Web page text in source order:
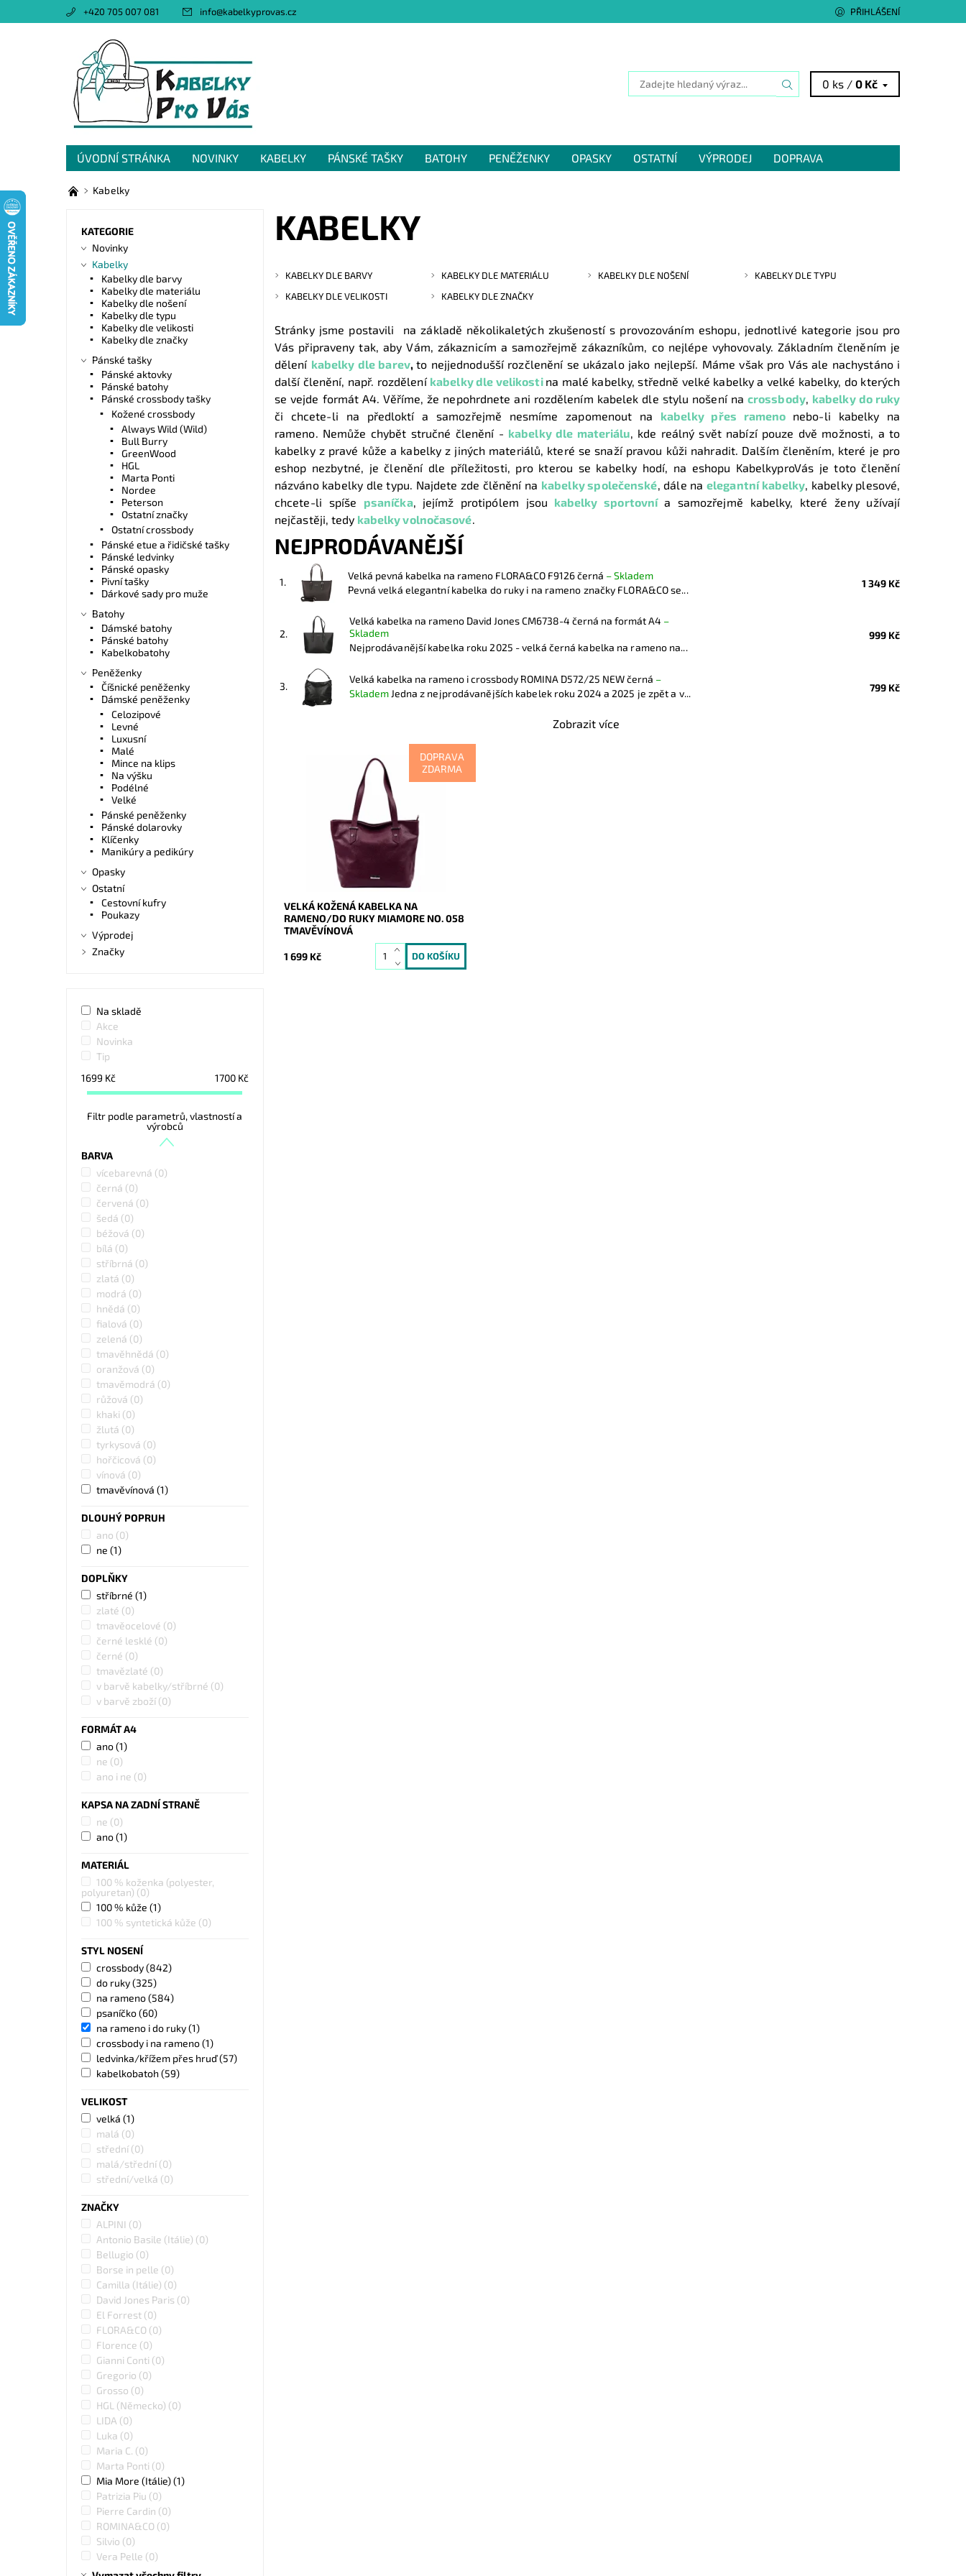
+420 705 007 081 info@kabelkyprovas.cz PŘIHLÁŠENÍ
0 ks /0 Kč
ÚVODNÍ STRÁNKA NOVINKY KABELKY PÁNSKÉ TAŠKY BATOHY PENĚŽENKY OPASKY OSTATNÍ VÝPRODEJ
DOPRAVA
OBCHODNÍ PODMÍNKY
Kabelky
KABELKY
KABELKY DLE BARVY KABELKY DLE MATERIÁLU KABELKY DLE NOŠENÍ
KABELKY DLE TYPU
KABELKY DLE VELIKOSTI
KABELKY DLE ZNAČKY
Stránky jsme postavili na základě několikaletých zkušeností s provozováním eshopu, jednotlivé kategorie jsou pro
Vás připraveny tak, aby Vám, zákaznicím a samozřejmě zákazníkům, co nejlépe vyhovovaly. Základním členěním je
dělení kabelky dle barev,to nejjednodušší rozčlenění se ukázalo jako nejlepší. Máme však pro Vás ale nachystáno i
další členění, např. rozdělení kabelky dle velikosti na malé kabelky, středně velké kabelky a velké kabelky, do kterých
se vejde formát A4. Věříme, že nepohrdnete ani rozdělením kabelek dle stylu nošení na crossbody, kabelky do ruky
či chcete-li na předloktí a samozřejmě nesmíme zapomenout na kabelky přes rameno nebo-li kabelky na
rameno. Nemůže chybět stručné členění - kabelky dle materiálu, kde reálný svět nabízí pouze dvě možnosti, a to
kabelky z pravé kůže a kabelky z jiných materiálů, které se snaží pravou kůži nahradit. Dalším členěním, které je pro
eshop nezbytné, je členění dle příležitosti, pro kterou se kabelky hodí, na eshopu KabelkyproVás je toto členění
názváno kabelky dle typu. Najdete zde člěnění na kabelky společenské, dále naelegantní kabelky, kabelky plesové,
chcete-li spíše psaníčka, jejímž protipólem jsou kabelky sportovní a samozřejmě kabelky, které ženy užívají
nejčastěji, tedy kabelky volnočasové.
NEJPRODÁVANĚJŠÍ
1.
Velká pevná kabelka na rameno FLORA&CO F9126 černá –Skladem
Pevná velká elegantní kabelka do ruky i na rameno značky FLORA&CO se...
1 349 Kč
2.
Velká kabelka na rameno David Jones CM6738-4 černá na formát A4 –
Skladem
Nejprodávanější kabelka roku 2025 - velká černá kabelka na rameno na...
999 Kč
3.
Velká kabelka na rameno i crossbody ROMINA D572/25 NEW černá –
Skladem Jedna z nejprodávanějších kabelek roku 2024 a 2025 je zpět a v... 799 Kč
Zobrazit více
DOPRAVA
ZDARMA
Nadčasová, velká, měkoučká, kožená,
tmavěvínová se stříbrnými doplňky na
formát A4, prostě supr kabelka pro nás
Dostupnost:
Skladem
20851
Mia More (Itálie)
2 roky
VELKÁ KOŽENÁ KABELKA NA
RAMENO/DO RUKY MIAMORE NO. 058
TMAVĚVÍNOVÁ
1 699 Kč
KATEGORIE
Novinky
Kabelky
Kabelky dle barvy
Kabelky dle materiálu
Kabelky dle nošení
Kabelky dle typu
Kabelky dle velikosti
Kabelky dle značky
Pánské tašky
Pánské aktovky
Pánské batohy
Pánské crossbody tašky
Kožené crossbody
Always Wild (Wild)
Bull Burry
GreenWood
HGL
Marta Ponti
Nordee
Peterson
Ostatní značky
Ostatní crossbody
Pánské etue a řidičské tašky
Pánské ledvinky
Pánské opasky
Pivní tašky
Dárkové sady pro muže
Batohy
Dámské batohy
Pánské batohy
Kabelkobatohy
Peněženky
Číšnické peněženky
Dámské peněženky
Celozipové
Levné
Luxusní
Malé
Mince na klips
Na výšku
Podélné
Velké
Pánské peněženky
Pánské dolarovky
Klíčenky
Manikúry a pedikúry
Opasky
Ostatní
Cestovní kufry
Poukazy
Výprodej
Značky
Na skladě
Akce
Novinka
Tip
1699 Kč 1700Kč
Filtr podle parametrů, vlastností a
výrobců
BARVA
vícebarevná (0)
černá (0)
červená (0)
šedá (0)
béžová (0)
bílá (0)
stříbrná (0)
zlatá (0)
modrá (0)
hnědá (0)
fialová (0)
zelená (0)
tmavěhnědá (0)
oranžová (0)
tmavěmodrá (0)
růžová (0)
khaki (0)
žlutá (0)
tyrkysová (0)
hořčicová (0)
vínová (0)
tmavěvínová (1)
DLOUHÝ POPRUH
ano (0)
ne (1)
DOPLŇKY
stříbrné (1)
zlaté (0)
tmavěocelové (0)
černé lesklé (0)
černé (0)
tmavězlaté (0)
v barvě kabelky/stříbrné (0)
v barvě zboží(0)
FORMÁT A4
ano(1)
ne (0)
ano i ne (0)
KAPSA NA ZADNÍ STRANĚ
ne (0)
ano(1)
MATERIÁL
100 % koženka (polyester,
polyuretan) (0)
100 % kůže (1)
100 % syntetická kůže (0)
STYL NOSENÍ
crossbody(842)
do ruky(325)
na rameno(584)
psaníčko(60)
na rameno i do ruky(1)
crossbody i na rameno(1)
ledvinka/křížem přes hruď(57)
kabelkobatoh (59)
VELIKOST
velká (1)
malá (0)
střední(0)
malá/střední(0)
střední/velká (0)
ZNAČKY
ALPINI (0)
Antonio Basile (Itálie) (0)
Bellugio (0)
Borse in pelle (0)
Camilla (Itálie) (0)
David Jones Paris (0)
El Forrest (0)
FLORA&CO (0)
Florence (0)
Gianni Conti (0)
Gregorio (0)
Grosso (0)
HGL (Německo) (0)
LIDA (0)
Luka (0)
Maria C. (0)
Marta Ponti (0)
Mia More (Itálie)(1)
Patrizia Piu (0)
Pierre Cardin (0)
ROMINA&CO (0)
Silvio (0)
Vera Pelle (0)